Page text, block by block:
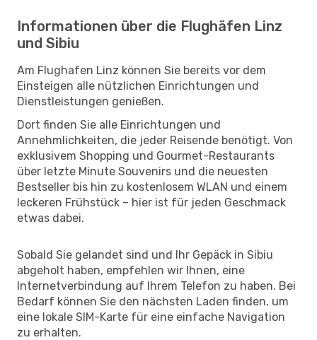
Informationen über die Flughäfen Linz
und Sibiu
Am Flughafen Linz können Sie bereits vor dem
Einsteigen alle nützlichen Einrichtungen und
Dienstleistungen genießen.
Dort finden Sie alle Einrichtungen und
Annehmlichkeiten, die jeder Reisende benötigt. Von
exklusivem Shopping und Gourmet-Restaurants
über letzte Minute Souvenirs und die neuesten
Bestseller bis hin zu kostenlosem WLAN und einem
leckeren Frühstück – hier ist für jeden Geschmack
etwas dabei.
Sobald Sie gelandet sind und Ihr Gepäck in Sibiu
abgeholt haben, empfehlen wir Ihnen, eine
Internetverbindung auf Ihrem Telefon zu haben. Bei
Bedarf können Sie den nächsten Laden finden, um
eine lokale SIM-Karte für eine einfache Navigation
zu erhalten.